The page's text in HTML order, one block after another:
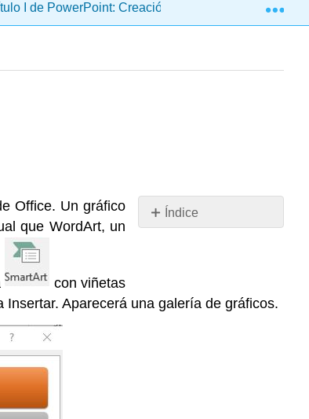
I de PowerPoint: Creación de presentaciones
Índice
Sin
Office. Un gráfico
que WordArt, un
con viñetas
Aparecerá una galería de gráficos.